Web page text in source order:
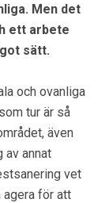
Men det
ett arbete
sätt.
och ovanliga
tur är så
även
av annat
vet
agera för att